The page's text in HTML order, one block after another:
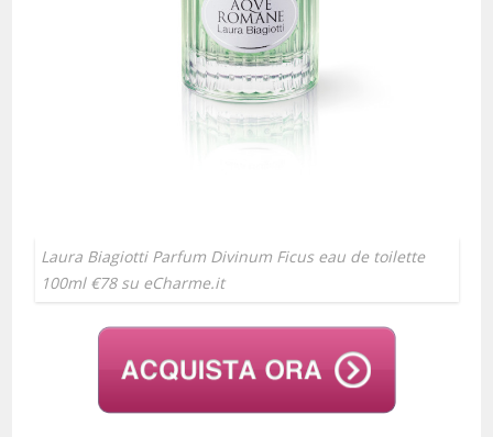
Laura Biagiotti Parfum Divinum Ficus eau de toilette
100ml €78 su eCharme.it